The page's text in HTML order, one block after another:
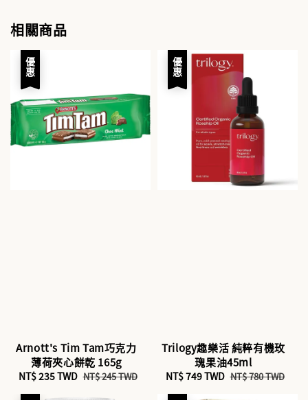
相關商品
優惠
Arnott's Tim Tam巧克力
薄荷夾心餅乾 165g
Sale
price
NT$ 235 TWD Regular
NT$ 245 TWD
優惠
Trilogy趣樂活 純粹有機玫
瑰果油45ml
Sale
price
NT$ 749 TWD Regular
NT$ 780 TWD